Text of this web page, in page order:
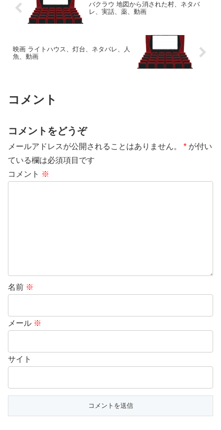
バクラウ 地図から消された村、ネタバ
レ、実話、薬、動画
映画 ライトハウス、灯台、ネタバレ、人
魚、動画
コメント
コメントをどうぞ
メールアドレスが公開されることはありません。 * が付い
ている欄は必須項目です
コメント ※
名前 ※
メール ※
サイト